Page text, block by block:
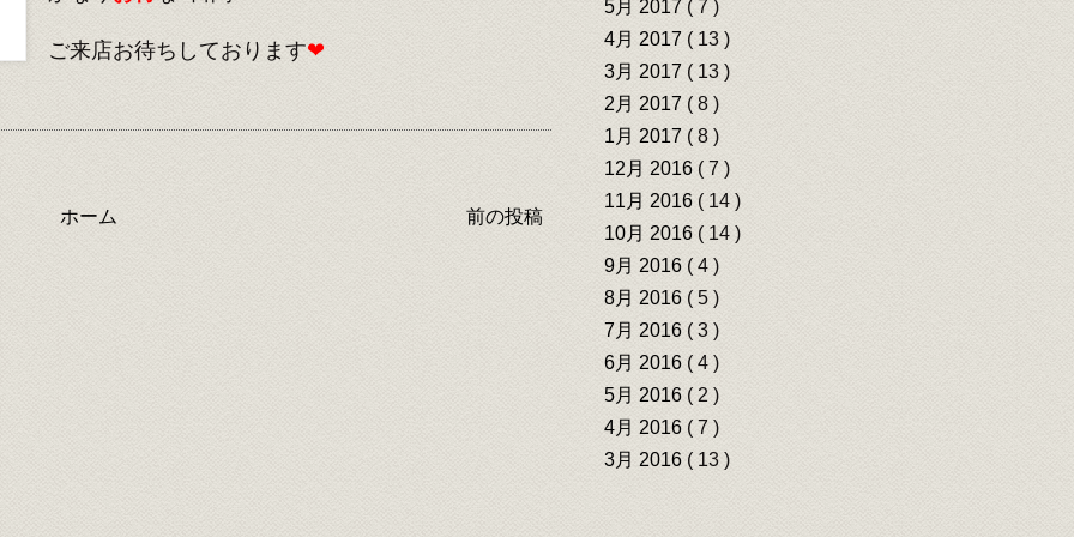
ご来店お待ちしております❤
前の投稿
ホーム
5月 2017 ( 7 )
4月 2017 ( 13 )
3月 2017 ( 13 )
2月 2017 ( 8 )
1月 2017 ( 8 )
12月 2016 ( 7 )
11月 2016 ( 14 )
10月 2016 ( 14 )
9月 2016 ( 4 )
8月 2016 ( 5 )
7月 2016 ( 3 )
6月 2016 ( 4 )
5月 2016 ( 2 )
4月 2016 ( 7 )
3月 2016 ( 13 )